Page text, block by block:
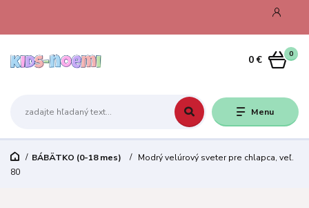
Menu
0
0 €
BÁBÄTKO (0-18 mes)
Modrý velúrový sveter pre chlapca, veľ.
80